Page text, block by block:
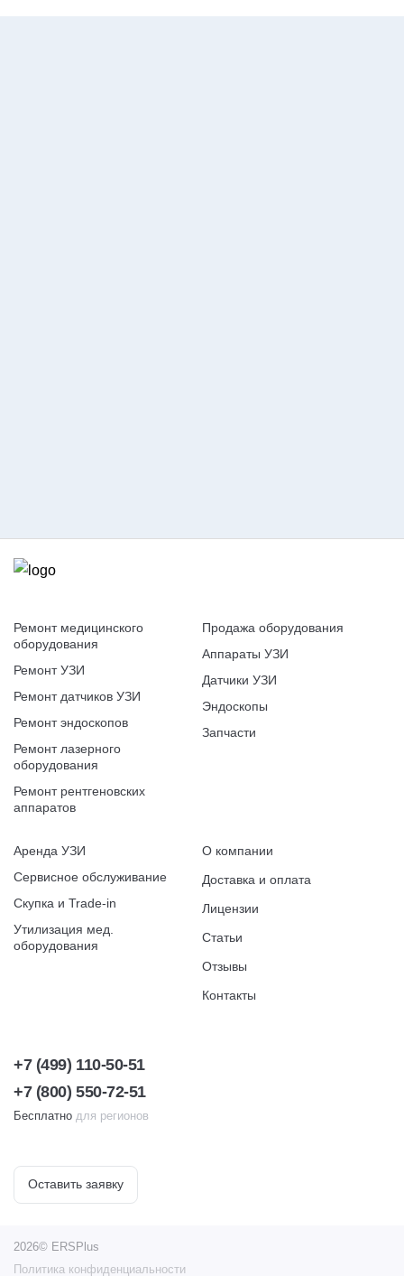
Ремонт медицинского
оборудования
Ремонт УЗИ
Ремонт датчиков УЗИ
Ремонт эндоскопов
Ремонт лазерного
оборудования
Ремонт рентгеновских
аппаратов
Продажа оборудования
Аппараты УЗИ
Датчики УЗИ
Эндоскопы
Запчасти
Аренда УЗИ
Сервисное обслуживание
Скупка и Trade-in
Утилизация мед.
оборудования
О компании
Доставка и оплата
Лицензии
Статьи
Отзывы
Контакты
+7 (499) 110-50-51
+7 (800) 550-72-51
Бесплатно для регионов
Оставить заявку
2026© ERSPlus
Политика конфиденциальности